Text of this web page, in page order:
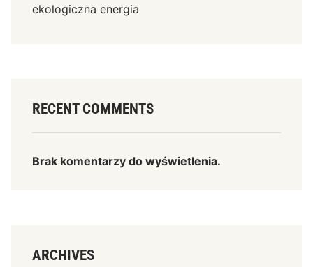
ekologiczna energia
RECENT COMMENTS
Brak komentarzy do wyświetlenia.
ARCHIVES